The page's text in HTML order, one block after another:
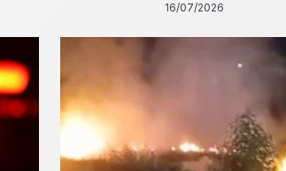
16/07/2026